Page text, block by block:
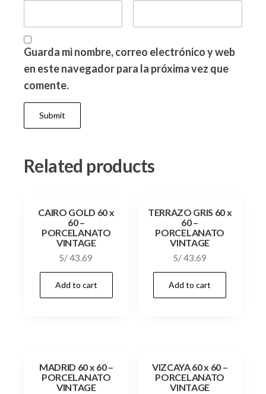
Guarda mi nombre, correo electrónico y web
en este navegador para la próxima vez que
comente.
Related products
CAIRO GOLD 60 x
60 –
PORCELANATO
VINTAGE
S/43.69
Add to cart
TERRAZO GRIS 60 x
60 –
PORCELANATO
VINTAGE
S/43.69
Add to cart
MADRID 60 x 60 –
PORCELANATO
VINTAGE
VIZCAYA 60 x 60 –
PORCELANATO
VINTAGE